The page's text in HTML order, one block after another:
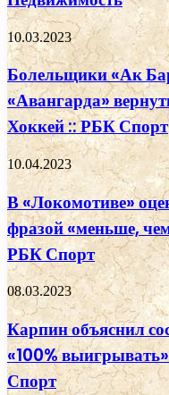
10.03.2023
Болельщики «Ак
«Авангарда»
Хоккей :: РБК Спорт
10.04.2023
В «Локомотиве»
фразой «меньше,
РБК Спорт
08.03.2023
Карпин объяснил
«100%
Спорт